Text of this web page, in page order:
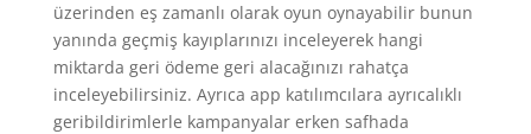
üzerinden eş zamanlı olarak oyun oynayabilir bunun
yanında geçmiş kayıplarınızı inceleyerek hangi
miktarda geri ödeme geri alacağınızı rahatça
inceleyebilirsiniz. Ayrıca app katılımcılara ayrıcalıklı
geribildirimlerle kampanyalar erken safhada